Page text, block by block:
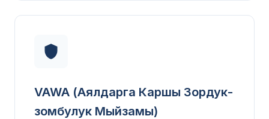
VAWA (Аялдарга Каршы Зордук-
зомбулук Мыйзамы)